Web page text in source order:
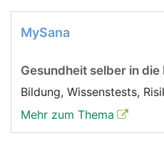
MySana
Gesundheit selber in die
Bildung, Wissenstests,
Mehr zum Thema